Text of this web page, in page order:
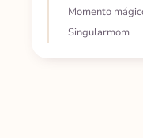
Momento
Singularmom